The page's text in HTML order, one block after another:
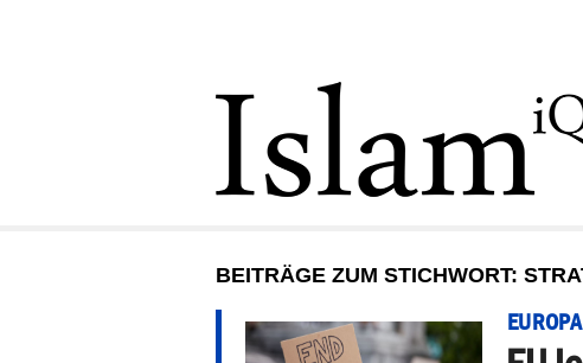
BEITRÄGE ZUM STICHWORT: